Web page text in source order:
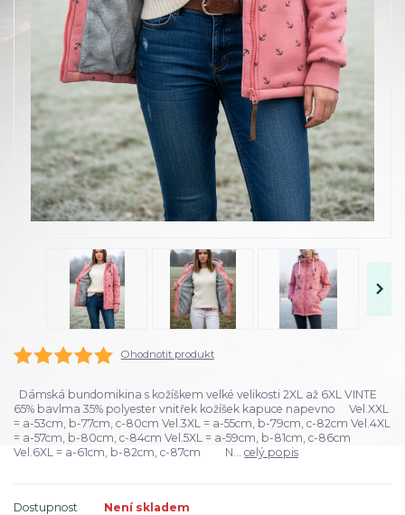
Ohodnotit produkt
Dámská bundomikina s kožíškem velké velikosti 2XL až 6XL VINTE
65% bavlma 35% polyester vnitřek kožíšek kapuce napevno Vel.XXL
= a-53cm, b-77cm, c-80cm Vel.3XL = a-55cm, b-79cm, c-82cm Vel.4XL
= a-57cm, b-80cm, c-84cm Vel.5XL = a-59cm, b-81cm, c-86cm
Vel.6XL = a-61cm, b-82cm, c-87cm N... celý popis
Dostupnost
Není skladem